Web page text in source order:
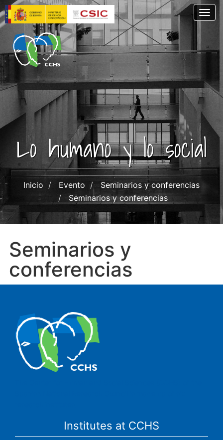
Skip
to
main
content
Lo humano y lo social
Inicio Evento
Seminarios y conferencias
Seminarios y conferencias
Seminarios y
conferencias
Institutes at CCHS